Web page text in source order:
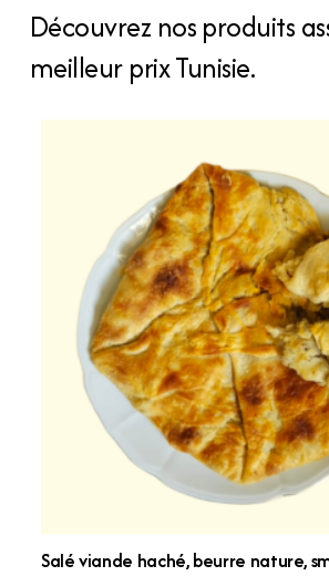
Découvrez nos produits
meilleur prix Tunisie.
Salé viande haché, beurre nature,